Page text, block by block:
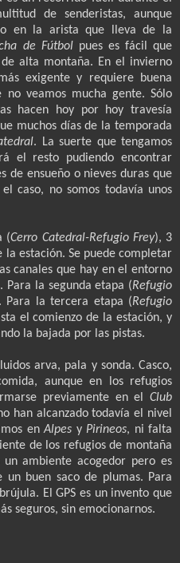
de senderistas, aunque
en la arista que lleva de la
de Fútbolpues es fácil que
alta montaña. En el invierno
exigente y requiere buena
veamos mucha gente. Sólo
hacen hoy por hoy travesía
muchos días de la temporada
. La suerte que tengamos
el resto pudiendo encontrar
de ensueño o nieves duras que
caso, no somos todavía unos
(Cerro Catedral-Refugio Frey), 3
la estación. Se puede completar
canales que hay en el entorno
la segunda etapa (Refugio
Para la tercera etapa (Refugio
el comienzo de la estación, y
la bajada por las pistas.
arva, pala y sonda. Casco,
aunque en los refugios
previamente en el Club
han alcanzado todavía el nivel
enAlpes y Pirineos, ni falta
de los refugios de montaña
un ambiente acogedor pero es
un buen saco de plumas. Para
El GPS es un invento que
seguros, sin emocionarnos.